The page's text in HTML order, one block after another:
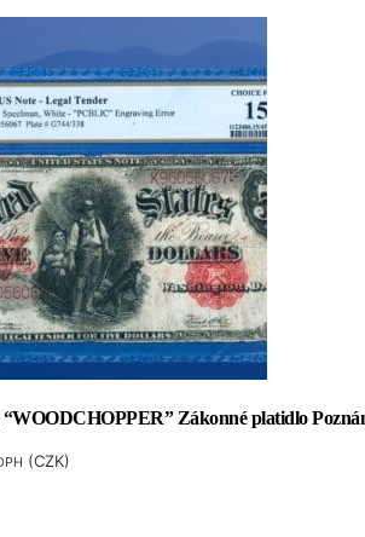
“WOODCHOPPER” Zákonné platidlo
(CZK)